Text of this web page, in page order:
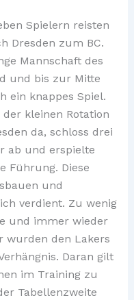
Spielern reisten
Dresden zum BC.
Mannschaft des
und bis zur Mitte
ein knappes Spiel.
kleinen Rotation
da, schloss drei
ab und erspielte
Führung. Diese
und
verdient. Zu wenig
und immer wieder
wurden den Lakers
Daran gilt
im Training zu
Tabellenzweite